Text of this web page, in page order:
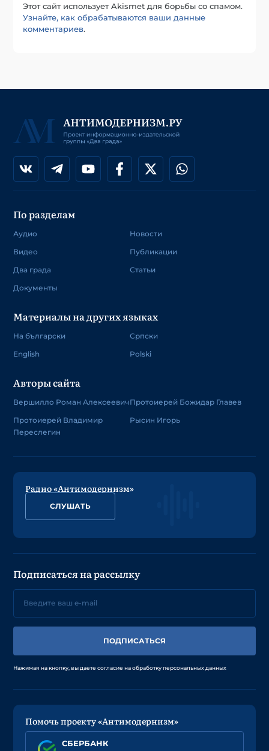
Этот сайт использует Akismet для борьбы со спамом.
Узнайте, как обрабатываются ваши данные
комментариев.
По разделам
Аудио
Видео
Два града
Документы
Новости
Публикации
Статьи
Материалы на других языках
На български
English
Српски
Polski
Авторы сайта
Вершилло Роман Алексеевич
Протоиерей Владимир
Переслегин
Протоиерей Божидар Главев
Рысин Игорь
Радио «Антимодернизм»
СЛУШАТЬ
Подписаться на рассылку
ПОДПИСАТЬСЯ
Нажимая на кнопку, вы даете согласие на обработку персональных данных
Помочь проекту «Антимодернизм»
СБЕРБАНК